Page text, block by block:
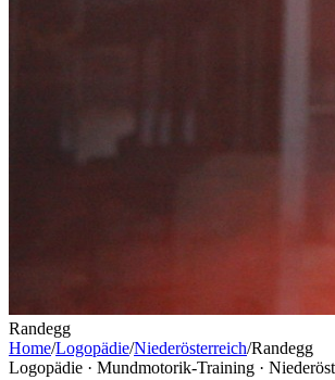
Randegg
Home/Logopädie/Niederösterreich/Randegg
Logopädie · Mundmotorik-Training ·